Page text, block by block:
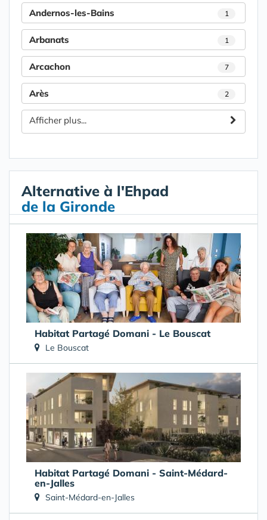
Andernos-les-Bains 1
Arbanats 1
Arcachon 7
Arès 2
Afficher plus...
Alternative à l'Ehpad
de la Gironde
Habitat Partagé Domani - Le Bouscat
Le Bouscat
Habitat Partagé Domani - Saint-Médard-
en-Jalles
Saint-Médard-en-Jalles